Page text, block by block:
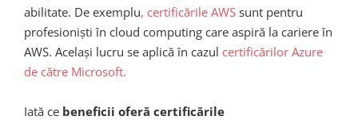
abilitate. De exemplu, certificările AWS sunt pentru
profesioniști în cloud computing care aspiră la cariere în
AWS. Același lucru se aplică în cazul certificărilor Azure
de către Microsoft.
Iată ce beneficii oferă certificările